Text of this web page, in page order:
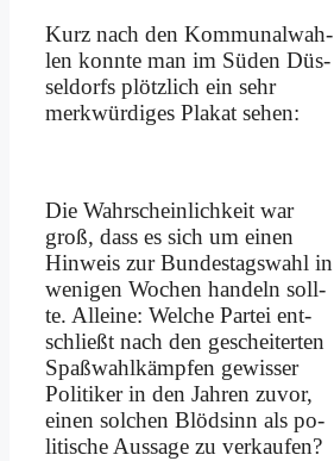
Kurz nach den Kom­mu­nal­wah­
len konn­te man im Sü­den Düs­
sel­dorfs plötz­lich ein sehr
merk­wür­di­ges Pla­kat se­hen:
Die Wahr­schein­lich­keit war
groß, dass es sich um ei­nen
Hin­weis zur Bun­des­tags­wahl in
we­ni­gen Wo­chen han­deln soll­
te. Al­lei­ne: Wel­che Par­tei ent­
schließt nach den ge­schei­ter­ten
Spaß­wahl­kämp­fen ge­wis­ser
Po­li­ti­ker in den Jah­ren zu­vor,
ei­nen sol­chen Blöd­sinn als po­
li­ti­sche Aus­sa­ge zu ver­kau­fen?